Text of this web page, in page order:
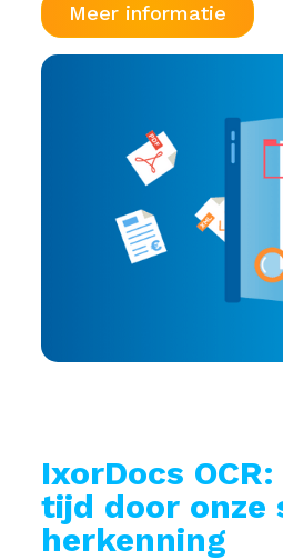
Meer informatie
IxorDocs OCR:
tijd door onze
herkenning